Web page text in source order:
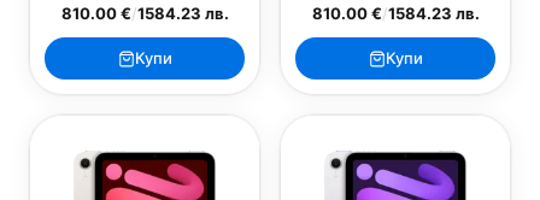
810.00 €/1584.23 лв.
Купи
810.00 €/1584.23 лв.
Купи